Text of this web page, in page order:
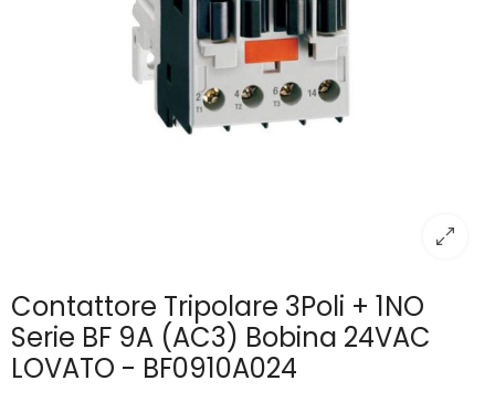
Contattore Tripolare 3Poli + 1NO
Serie BF 9A (AC3) Bobina 24VAC
LOVATO - BF0910A024